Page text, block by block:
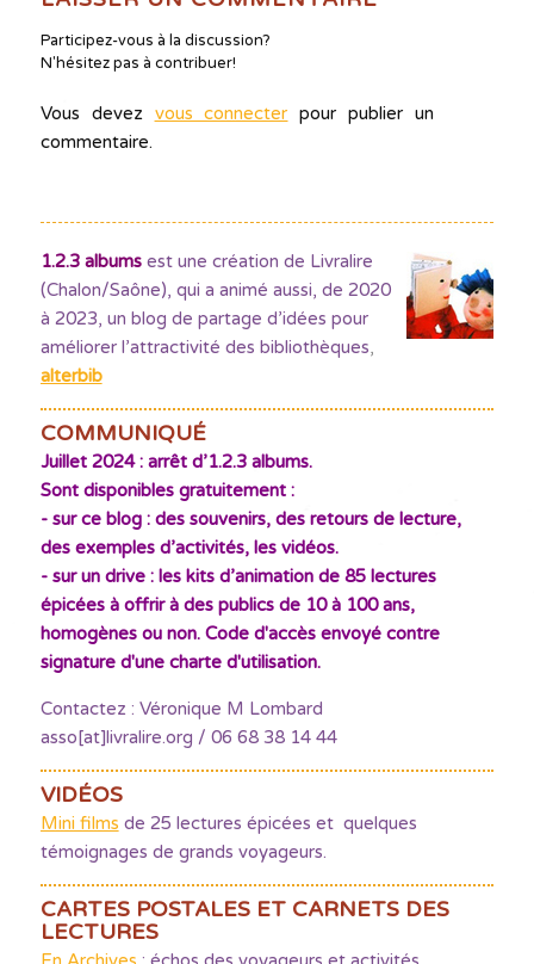
Participez-vous à la discussion?
N'hésitez pas à contribuer!
Vous devez vous connecter pour publier un
commentaire.
1.2.3 albumsest une création de Livralire
(Chalon/Saône), qui a animé aussi, de 2020
à 2023, un blog de partage d’idées pour
améliorer l’attractivité des bibliothèques,
alterbib
COMMUNIQUÉ
Juillet 2024 : arrêt d’1.2.3 albums.
Sont disponibles gratuitement :
- sur ce blog : des souvenirs, des retours de lecture,
des exemples d’activités, les vidéos.
- sur un drive : les kits d’animation de 85 lectures
épicées à offrir à des publics de 10 à 100 ans,
homogènes ou non. Code d'accès envoyé contre
signature d'une charte d'utilisation.
Contactez : Véronique M Lombard
asso[at]livralire.org / 06 68 38 14 44
VIDÉOS
Mini films de 25 lectures épicées et quelques
témoignages de grands voyageurs.
CARTES POSTALES ET CARNETS DES
LECTURES